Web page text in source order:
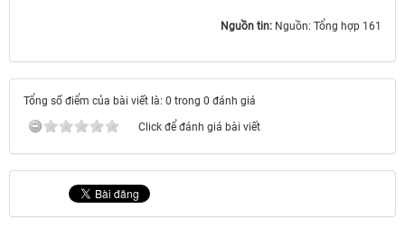
Nguồn tin: Nguồn: Tổng hợp 161
Tổng số điểm của bài viết là: 0 trong 0 đánh giá
Click để đánh giá bài viết